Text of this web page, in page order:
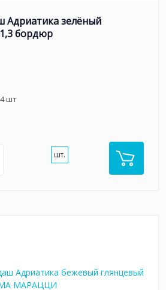
Адриатика зелёный
бордюр
шт
шт.